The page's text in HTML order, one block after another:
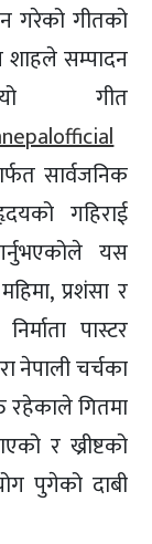
गरेको गीतको
शाहले सम्पादन
गीत
सार्वजनिक
गहिराई
यस
प्रशंसा र
पास्टर
नेपाली चर्चका
रहेकाले गितमा
र ख्रीष्टको
पुगेको दाबी